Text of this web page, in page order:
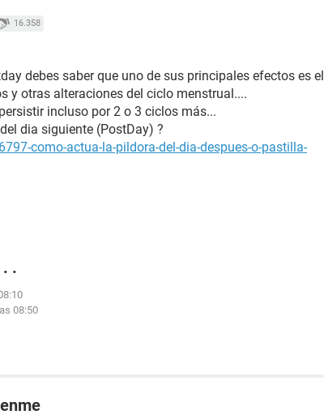
16.358
debes saber que uno de sus principales efectos es el
y otras alteraciones del ciclo menstrual....
incluso por 2 o 3 ciclos más...
dia siguiente (PostDay) ?
como-actua-la-pildora-del-dia-despues-o-pastilla-
.
08:50